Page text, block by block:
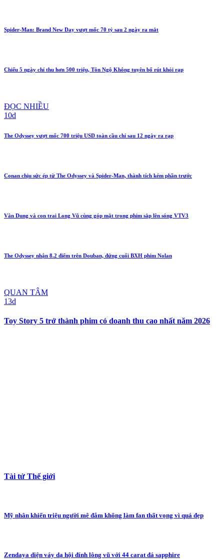
Spider-Man: Brand New Day vượt mốc 70 tỷ sau 2 ngày ra mắt
Chiếu 5 ngày chỉ thu hơn 500 triệu, Tôn Ngộ Không tuyên bố rút khỏi rạp
ĐỌC NHIỀU
10d
The Odyssey vượt mốc 700 triệu USD toàn cầu chỉ sau 12 ngày ra rạp
Conan chịu sức ép từ The Odyssey và Spider-Man, thành tích kém phần trước
Vân Dung và con trai Long Vũ cùng góp mặt trong phim sắp lên sóng VTV3
The Odyssey nhận 8.2 điểm trên Douban, đứng cuối BXH phim Nolan
QUAN TÂM
13d
Toy Story 5 trở thành phim có doanh thu cao nhất năm 2026
Tài tử Thế giới
Mỹ nhân khiến triệu người mê đắm không làm fan thất vọng vì quá đẹp
Zendaya diện váy dạ hội đính lông vũ với 44 carat đá sapphire